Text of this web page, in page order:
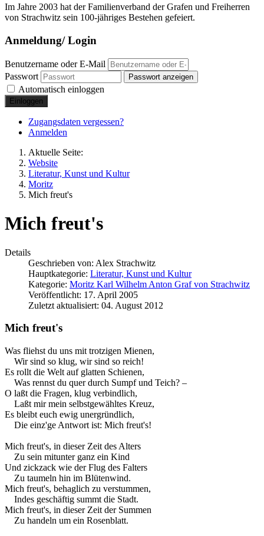
Im Jahre 2003 hat der Familienverband der Grafen und Freiherren
von Strachwitz sein 100-jähriges Bestehen gefeiert.
Anmeldung/ Login
Benutzername oder E-Mail
Passwort
Passwort anzeigen
Automatisch einloggen
Einloggen
Zugangsdaten vergessen?
Anmelden
Aktuelle Seite:
Website
Literatur, Kunst und Kultur
Moritz
Mich freut's
Mich freut's
Details
Geschrieben von: Alex Strachwitz
Hauptkategorie: Literatur, Kunst und Kultur
Kategorie: Moritz Karl Wilhelm Anton Graf von Strachwitz
Veröffentlicht: 17. April 2005
Zuletzt aktualisiert: 04. August 2012
Mich freut's
Was fliehst du uns mit trotzigen Mienen,
Wir sind so klug, wir sind so reich!
Es rollt die Welt auf glatten Schienen,
Was rennst du quer durch Sumpf und Teich? –
O laßt die Fragen, klug verbindlich,
Laßt mir mein selbstgewähltes Kreuz,
Es bleibt euch ewig unergründlich,
Die einz'ge Antwort ist: Mich freut's!
Mich freut's, in dieser Zeit des Alters
Zu sein mitunter ganz ein Kind
Und zickzack wie der Flug des Falters
Zu taumeln hin im Blütenwind.
Mich freut's, behaglich zu verstummen,
Indes geschäftig summt die Stadt.
Mich freut's, in dieser Zeit der Summen
Zu handeln um ein Rosenblatt.